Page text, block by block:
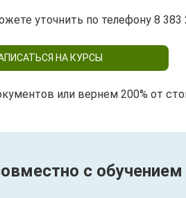
уточнить по телефону 8 383
НА КУРСЫ
или вернем 200% от
с обучением